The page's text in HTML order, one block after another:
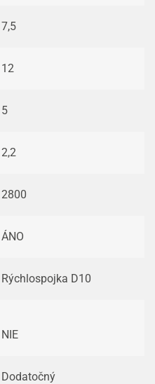
7,5
12
5
2,2
2800
ÁNO
Rýchlospojka D10
NIE
Dodatočný